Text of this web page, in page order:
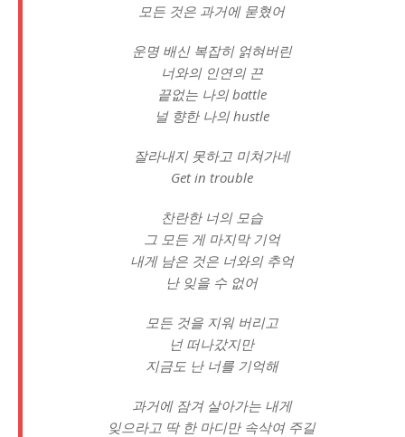
모든 것은 과거에 묻혔어
운명 배신 복잡히 얽혀버린
너와의 인연의 끈
끝없는 나의 battle
널 향한 나의 hustle
잘라내지 못하고 미쳐가네
Get in trouble
찬란한 너의 모습
그 모든 게 마지막 기억
내게 남은 것은 너와의 추억
난 잊을 수 없어
모든 것을 지워 버리고
넌 떠나갔지만
지금도 난 너를 기억해
과거에 잠겨 살아가는 내게
잊으라고 딱 한 마디만 속삭여 주길